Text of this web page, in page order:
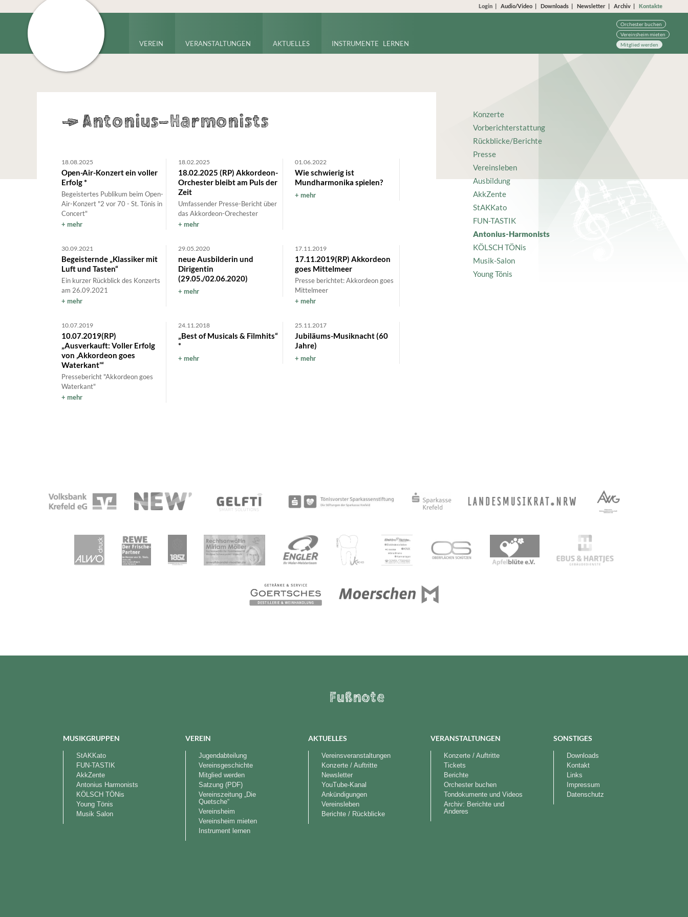
Login Audio/Video Downloads Newsletter Archiv Kontakte
VEREIN VERANSTALTUNGEN AKTUELLES INSTRUMENTE LERNEN
Orchester buchen
Vereinsheim mieten
Mitglied werden
Konzerte
Vorberichterstattung
Rückblicke/Berichte
Presse
Vereinsleben
Ausbildung
AkkZente
StAKKato
FUN-TASTIK
Antonius-Harmonists
KÖLSCH TÖNis
Musik-Salon
Young Tönis
->Antonius-Harmonists
18.08.2025
Open-Air-Konzert ein voller
Erfolg *
Begeistertes Publikum beim Open-
Air-Konzert "2 vor 70 - St. Tönis in
Concert"
mehr
18.02.2025
18.02.2025 (RP) Akkordeon-
Orchester bleibt am Puls der
Zeit
Umfassender Presse-Bericht über
das Akkordeon-Orechester
mehr
01.06.2022
Wie schwierig ist
Mundharmonika spielen?
mehr
30.09.2021
Begeisternde „Klassiker mit
Luft und Tasten“
Ein kurzer Rückblick des Konzerts
am 26.09.2021
mehr
29.05.2020
neue Ausbilderin und
Dirigentin
(29.05./02.06.2020)
mehr
17.11.2019
17.11.2019(RP) Akkordeon
goes Mittelmeer
Presse berichtet: Akkordeon goes
Mittelmeer
mehr
10.07.2019
10.07.2019(RP)
„Ausverkauft: Voller Erfolg
von ‚Akkordeon goes
Waterkant’“
Pressebericht "Akkordeon goes
Waterkant"
mehr
24.11.2018
„Best of Musicals & Filmhits“
*
mehr
25.11.2017
Jubiläums-Musiknacht (60
Jahre)
mehr
Fußnote
MUSIKGRUPPEN
StAKKato
FUN-TASTIK
AkkZente
Antonius Harmonists
KÖLSCH TÖNis
Young Tönis
Musik Salon
VEREIN
Jugendabteilung
Vereinsgeschichte
Mitglied werden
Satzung (PDF)
Vereinszeitung „Die
Quetsche“
Vereinsheim
Vereinsheim mieten
Instrument lernen
AKTUELLES
Vereinsveranstaltungen
Konzerte / Auftritte
Newsletter
YouTube-Kanal
Ankündigungen
Vereinsleben
Berichte / Rückblicke
VERANSTALTUNGEN
Konzerte / Auftritte
Tickets
Berichte
Orchester buchen
Tondokumente und Videos
Archiv: Berichte und
Anderes
SONSTIGES
Downloads
Kontakt
Links
Impressum
Datenschutz